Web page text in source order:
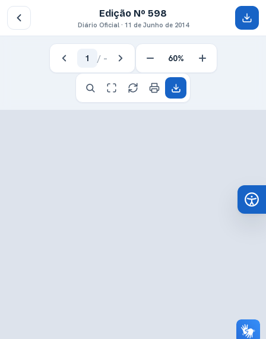
Edição Nº 598
Diário Oficial · 11 de Junho de 2014
1 / – 60%